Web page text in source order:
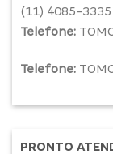
(11) 4085-3335
Telefone:
Telefone:
PRONTO